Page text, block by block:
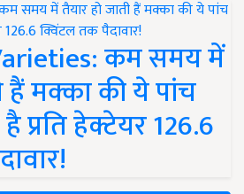
कम समय में
हैं मक्का की ये पांच
प्रति हेक्टेयर 126.6